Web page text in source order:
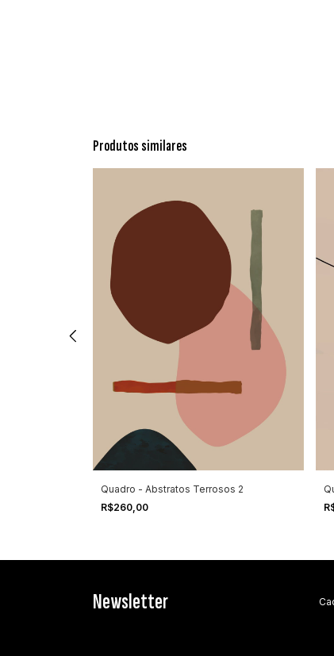
Produtos similares
Quadro - Abstratos Terrosos 2
R$260,00
Newsletter